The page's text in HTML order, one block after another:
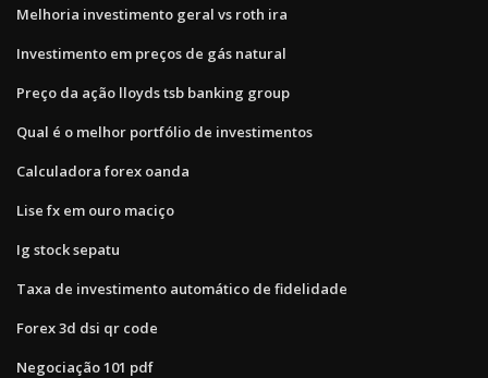
Melhoria investimento geral vs roth ira
Investimento em preços de gás natural
Preço da ação lloyds tsb banking group
Qual é o melhor portfólio de investimentos
Calculadora forex oanda
Lise fx em ouro maciço
Ig stock sepatu
Taxa de investimento automático de fidelidade
Forex 3d dsi qr code
Negociação 101 pdf